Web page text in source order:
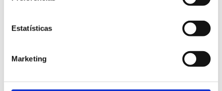
Estatísticas
Marketing
before implementing them physically. Or
is what Digital Twins make possible.